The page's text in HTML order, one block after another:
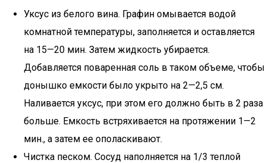
Уксус из белого вина. Графин омывается водой
комнатной температуры, заполняется и оставляется
на 15—20 мин. Затем жидкость убирается.
Добавляется поваренная соль в таком объеме, чтобы
донышко емкости было укрыто на 2—2,5 см.
Наливается уксус, при этом его должно быть в 2 раза
больше. Емкость встряхивается на протяжении 1—2
мин., а затем ее ополаскивают.
Чистка песком. Сосуд наполняется на 1/3 теплой